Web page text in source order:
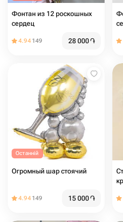
Фонтан из 12 роскошных
сердец
4.94 149 28 000֏
Останній
Огромный шар стоячий
4.94 149 15 000֏